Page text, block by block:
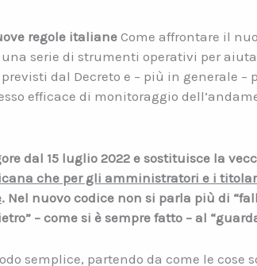
regole italianeCome affrontare il
serie di strumenti operativi per
dal Decreto e – più in generale –
efficace di monitoraggio
dal 15 luglio 2022 e sostituisce la
che per gli amministratori e i
. Nel nuovo codice non si parla più di
– come si è sempre fatto – al
semplice, partendo da come le cose